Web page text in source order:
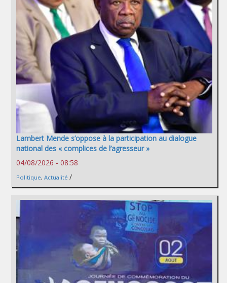
Lambert Mende s’oppose à la participation au dialogue
national des « complices de l’agresseur »
04/08/2026 - 08:58
Politique, Actualité /